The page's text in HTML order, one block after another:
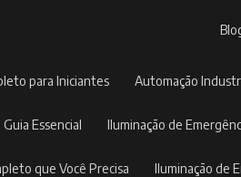
para Iniciantes Automação
Essencial Iluminação de
que Você Precisa Iluminação de